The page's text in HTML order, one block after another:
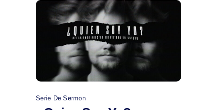
Comprar
Serie De Sermon